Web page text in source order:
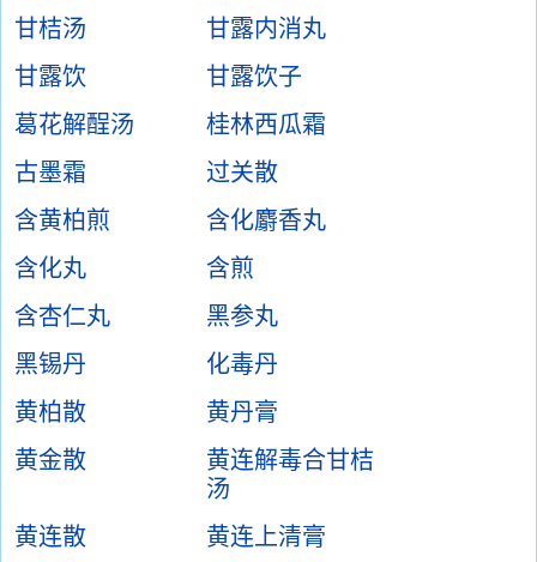
甘桔汤
甘露内消丸
甘露饮
甘露饮子
葛花解酲汤
桂林西瓜霜
古墨霜
过关散
含黄柏煎
含化麝香丸
含化丸
含煎
含杏仁丸
黑参丸
黑锡丹
化毒丹
黄柏散
黄丹膏
黄金散
黄连解毒合甘桔
汤
黄连散
黄连上清膏